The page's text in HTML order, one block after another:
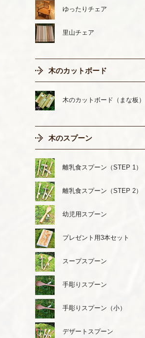
ゆったりチェア
里山チェア
木のカットボード
木のカットボード（まな板）
木のスプーン
離乳食スプーン（STEP 1）
離乳食スプーン（STEP 2）
幼児用スプーン
プレゼント用3本セット
スープスプーン
手彫りスプーン
手彫りスプーン（小）
デザートスプーン